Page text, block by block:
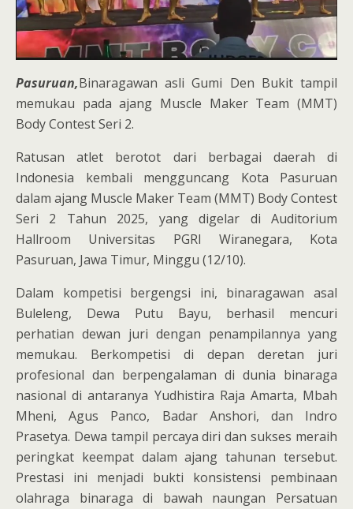
Pasuruan,Binaragawan asli Gumi Den Bukit tampil
memukau pada ajang Muscle Maker Team (MMT)
Body Contest Seri 2.
Ratusan atlet berotot dari berbagai daerah di
Indonesia kembali mengguncang Kota Pasuruan
dalam ajang Muscle Maker Team (MMT) Body Contest
Seri 2 Tahun 2025, yang digelar di Auditorium
Hallroom Universitas PGRI Wiranegara, Kota
Pasuruan, Jawa Timur, Minggu (12/10).
Dalam kompetisi bergengsi ini, binaragawan asal
Buleleng, Dewa Putu Bayu, berhasil mencuri
perhatian dewan juri dengan penampilannya yang
memukau. Berkompetisi di depan deretan juri
profesional dan berpengalaman di dunia binaraga
nasional di antaranya Yudhistira Raja Amarta, Mbah
Mheni, Agus Panco, Badar Anshori, dan Indro
Prasetya. Dewa tampil percaya diri dan sukses meraih
peringkat keempat dalam ajang tahunan tersebut.
Prestasi ini menjadi bukti konsistensi pembinaan
olahraga binaraga di bawah naungan Persatuan